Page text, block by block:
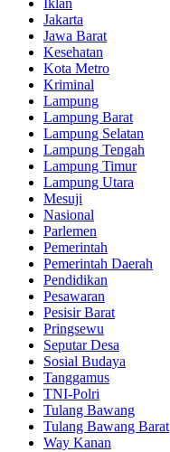
Iklan
Jakarta
Jawa Barat
Kesehatan
Kota Metro
Kriminal
Lampung
Lampung Barat
Lampung Selatan
Lampung Tengah
Lampung Timur
Lampung Utara
Mesuji
Nasional
Parlemen
Pemerintah
Pemerintah Daerah
Pendidikan
Pesawaran
Pesisir Barat
Pringsewu
Seputar Desa
Sosial Budaya
Tanggamus
TNI-Polri
Tulang Bawang
Tulang Bawang Barat
Way Kanan